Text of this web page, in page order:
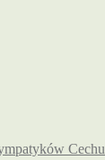
Cechu